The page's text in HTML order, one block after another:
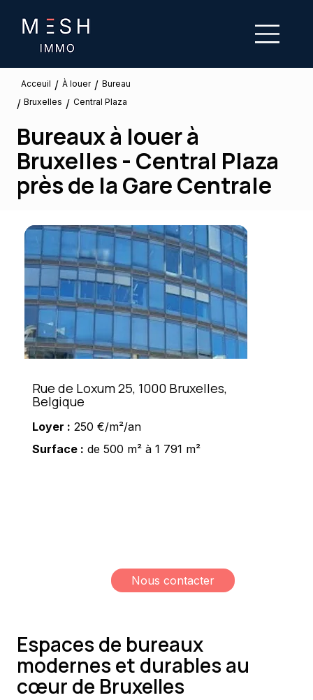
Acceuil / À louer / Bureau
/ Bruxelles / Central Plaza
Bureaux à louer à
Bruxelles - Central Plaza
près de la Gare Centrale
Rue de Loxum 25, 1000 Bruxelles,
Belgique
Loyer : 250 €/m²/an
Surface : de 500 m² à 1 791 m²
Nous contacter
Espaces de bureaux
modernes et durables au
cœur de Bruxelles